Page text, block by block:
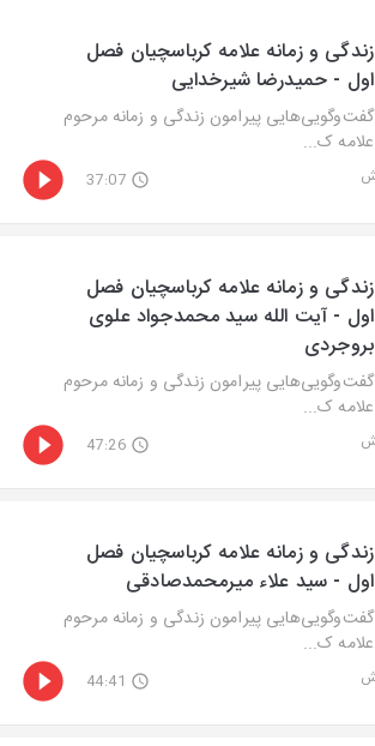
زندگی و زمانه علامه کرباسچیان فصل
اول - حمیدرضا شیرخدایی
گفت‌وگویی‌هایی پیرامون زندگی و زمانه مرحوم
علامه ک...
37:07
زندگی و زمانه علامه کرباسچیان فصل
اول - آیت الله سید محمدجواد علوی
بروجردی
گفت‌وگویی‌هایی پیرامون زندگی و زمانه مرحوم
علامه ک...
47:26
زندگی و زمانه علامه کرباسچیان فصل
اول - سید علاء میرمحمدصادقی
گفت‌وگویی‌هایی پیرامون زندگی و زمانه مرحوم
علامه ک...
44:41